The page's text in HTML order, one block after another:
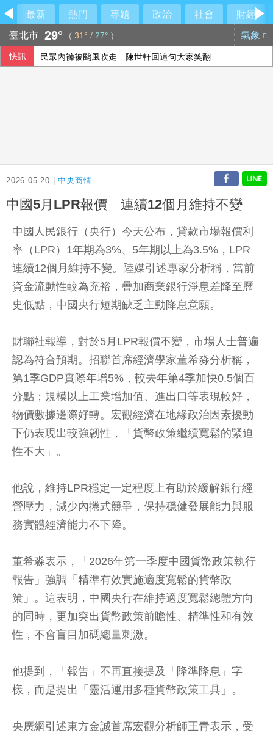
最新 熱門 專題 政治 社會
財經
臺北市 29° ( 31° / 27° ) 氣象
快訊 民眾內褲被颱風吹走 陳世軒回這句大家笑翻
2026-05-20 |中央商情
中國5月LPR報價 連續12個月維持不變
中國人民銀行（央行）今天公布，貸款市場報價利
率（LPR）1年期為3%、5年期以上為3.5%，LPR
連續12個月維持不變。陸媒引述專家分析稱，當前
資金流動性較為充裕，疊加商業銀行淨息差降至歷
史低點，中國央行短期缺乏主動降息意願。
財聯社報導，對於5月LPR報價不變，市場人士普遍
認為符合預期。招聯首席經濟學家董希淼分析稱，
第1季GDP實際年增5%，較去年第4季加快0.5個百
分點；規模以上工業增加值、進出口等表現較好，
物價數據邊際好轉。宏觀經濟在地緣政治因素擾動
下仍表現出較強韌性，「貨幣政策繼續寬鬆的緊迫
性不大」。
他說，維持LPR穩定一定程度上有助於緩解銀行經
營壓力，減少內捲式競爭，保持穩健發展能力與服
務實體經濟能力不下降。
董希淼表示，「2026年第一季度中國貨幣政策執行
報告」強調「精準有效實施適度寬鬆的貨幣政
策」。這表明，中國央行在維持適度寬鬆總體方向
的同時，更加突出貨幣政策前瞻性、精準性和有效
性，不會盲目加碼總量刺激。
他提到，「報告」不再直接提及「降準降息」字
樣，而是提出「靈活運用多種貨幣政策工具」。
央廣網引述東方金誠首席宏觀分析師王青表示，受